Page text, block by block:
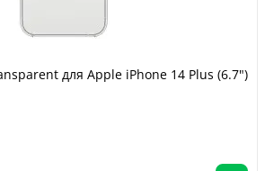
для Apple iPhone 14 Plus (6.7")